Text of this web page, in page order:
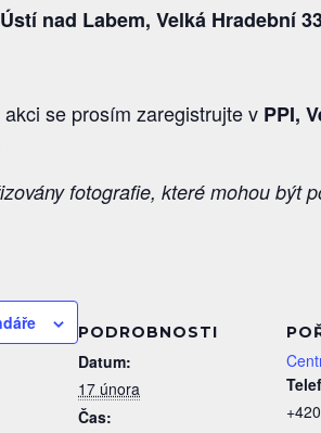
nad Labem, Velká Hradební
se prosím zaregistrujte v PPI,
fotografie, které mohou být
PODROBNOSTI
Datum:
17 února
Čas: